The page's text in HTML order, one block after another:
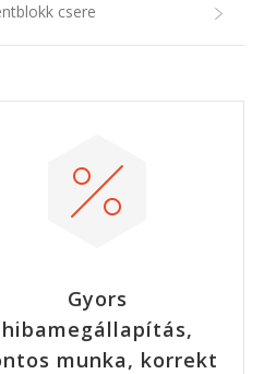
csere
Gyors
hibamegállapítás,
munka, korrekt